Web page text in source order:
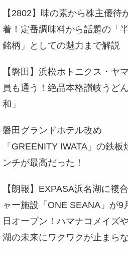
【2802】味の素から株主優待
着！定番調味料から話題の「
銘柄」としての魅力まで解説
【磐田】浜松ホトニクス・ヤ
員も通う！絶品本格讃岐うど
和」
磐田グランドホテル改め
「GREENITY IWATA」の鉄板
ンチが最高だった！
【朗報】EXPASA浜名湖に複
ャー施設「ONE SEANA」が9
日オープン！ハマナコメイズ
湖の未来にワクワクが止まらな